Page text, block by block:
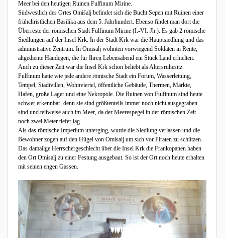
Meer bei den heutigen Ruinen Fulfinum Mirine.
Südwestlich des Ortes Omišalj befindet sich die Bucht Sepen mit Ruinen einer
frühchristlichen Basilika aus dem 5. Jahrhundert. Ebenso findet man dort die
Überreste der römischen Stadt Fulfinum Mirine (I.-VI. Jh.). Es gab 2 römische
Siedlungen auf der Insel Krk. In der Stadt Krk war die Hauptsiedlung und das
administrative Zentrum. In Omisalj wohnten vorwiegend Soldaten in Rente,
altgediente Haudegen, die für Ihren Lebensabend ein Stück Land erhielten.
Auch zu dieser Zeit war die Insel Krk schon beliebt als Altersruhesitz.
Fulfinum hatte wie jede andere römische Stadt ein Forum, Wasserleitung,
Tempel, Stadtvillen, Wohnviertel, öffentliche Gebäude, Thermen, Märkte,
Hafen, große Lager und eine Nekropole. Die Ruinen von Fulfinum sind heute
schwer erkennbar, denn sie sind größtenteils immer noch nicht ausgegraben
sind und teilweise auch im Meer, da der Meerespegel in der römischen Zeit
noch zwei Meter tiefer lag.
Als das römische Imperium unterging, wurde die Siedlung verlassen und die
Bewohner zogen auf den Hügel von Omisalj um sich vor Piraten zu schützen.
Das damailge Herrschergeschlecht über die Insel Krk die Frankopanen haben
den Ort Omisalj zu einer Festung ausgebaut. So ist der Ort noch heute erhalten
mit seinen engen Gassen.